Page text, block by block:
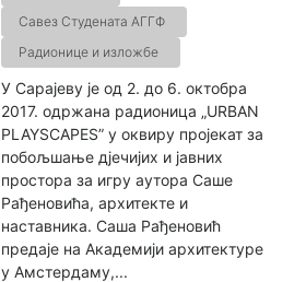
Савез Студената АГГФ
Радионице и изложбе
У Сарајеву је од 2. до 6. октобра
2017. одржана радионица „URBAN
PLAYSCAPES” у оквиру пројекат за
побољшање дјечијих и јавних
простора за игру аутора Саше
Рађеновића, архитекте и
наставника. Саша Рађеновић
предаје на Академији архитектуре
у Амстердаму,...